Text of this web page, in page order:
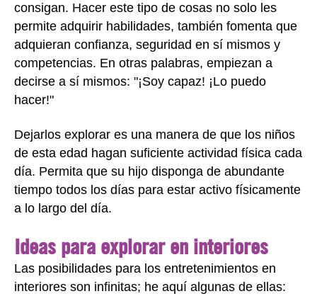
consigan. Hacer este tipo de cosas no solo les
permite adquirir habilidades, también fomenta que
adquieran confianza, seguridad en sí mismos y
competencias. En otras palabras, empiezan a
decirse a sí mismos: "¡Soy capaz! ¡Lo puedo
hacer!"
Dejarlos explorar es una manera de que los niños
de esta edad hagan suficiente actividad física cada
día. Permita que su hijo disponga de abundante
tiempo todos los días para estar activo físicamente
a lo largo del día.
Ideas para explorar en interiores
Las posibilidades para los entretenimientos en
interiores son infinitas; he aquí algunas de ellas: